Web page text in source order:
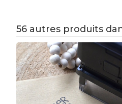
56 autres produits